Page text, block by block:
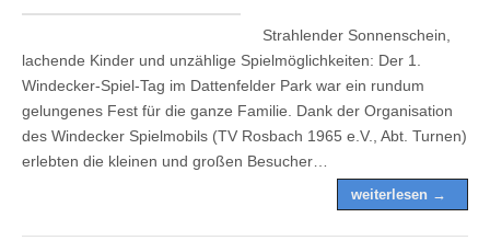
Strahlender Sonnenschein,
lachende Kinder und unzählige Spielmöglichkeiten: Der 1.
Windecker-Spiel-Tag im Dattenfelder Park war ein rundum
gelungenes Fest für die ganze Familie. Dank der Organisation
des Windecker Spielmobils (TV Rosbach 1965 e.V., Abt. Turnen)
erlebten die kleinen und großen Besucher…
weiterlesen →